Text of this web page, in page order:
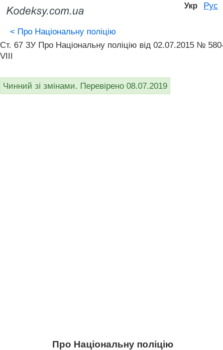
Укр Рус
< Про Національну поліцію
Ст. 67 ЗУ Про Національну поліцію від 02.07.2015 №
VIII
Чинний зі змінами. Перевірено 08.07.2019
Про Національну поліцію